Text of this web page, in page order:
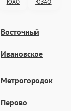
ЮАО ЮЗАО
Восточный
Ивановское
Метрогородок
Перово